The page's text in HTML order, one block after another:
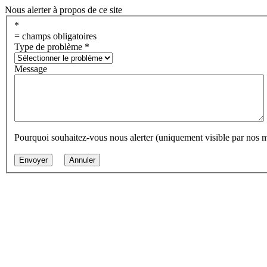
Nous alerter à propos de ce site
*
= champs obligatoires
Type de problème *
Message
Pourquoi souhaitez-vous nous alerter (uniquement visible par nos